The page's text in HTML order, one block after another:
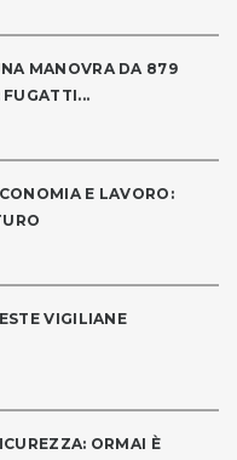
MANOVRA DA 879
E LAVORO:
VIGILIANE
ORMAI È